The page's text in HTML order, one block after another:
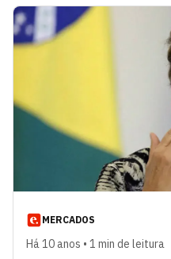
MERCADOS
Há 10 anos • 1 min de leitura